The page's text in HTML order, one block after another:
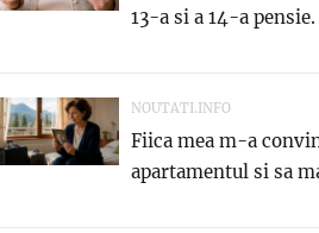
13-a si a 14-a
NOUTATI.INFO
Fiica mea m-a
apartamentul si sa